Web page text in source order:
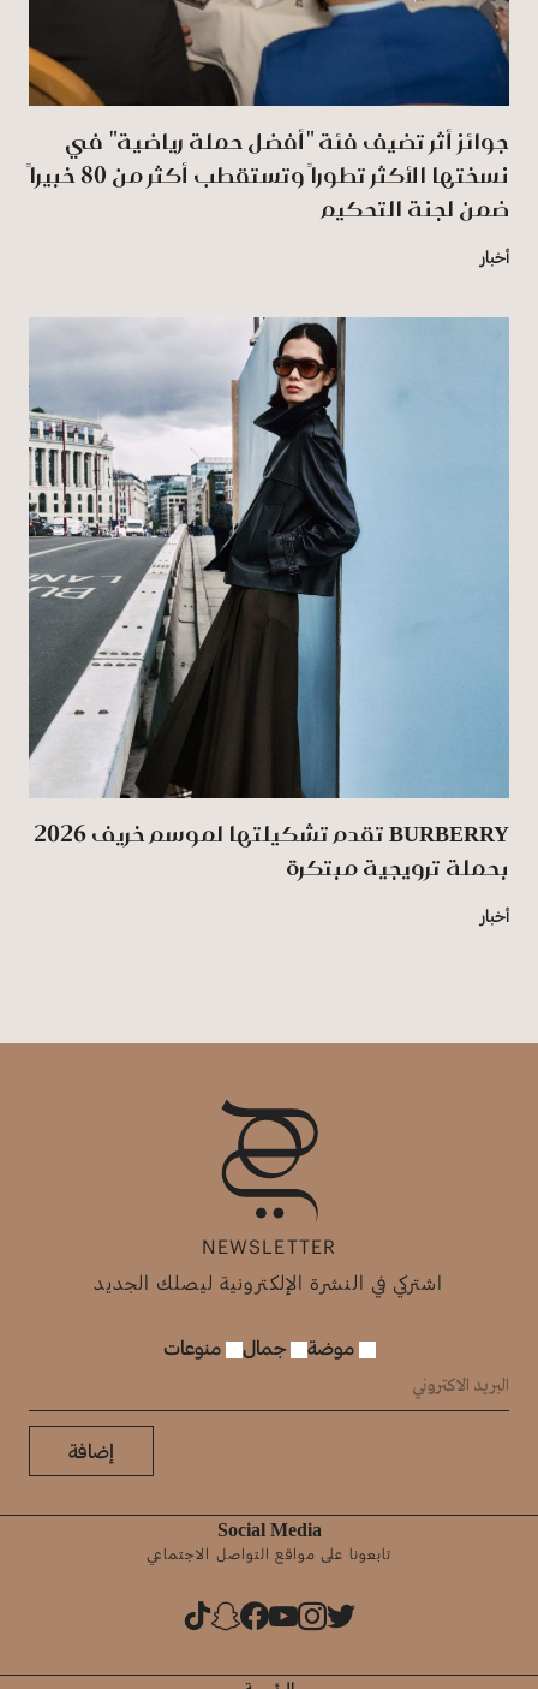
جوائز أثر تضيف فئة "أفضل حملة رياضية" في
نسختها الأكثر تطوراً وتستقطب أكثر من 80 خبيراً
ضمن لجنة التحكيم
أخبار
BURBERRY تقدم تشكيلتها لموسم خريف 2026
بحملة ترويجية مبتكرة
أخبار
NEWSLETTER
اشتركي في النشرة الإلكترونية ليصلك الجديد
موضة جمال منوعات
إضافة
Social Media
تابعونا على مواقع التواصل الاجتماعي